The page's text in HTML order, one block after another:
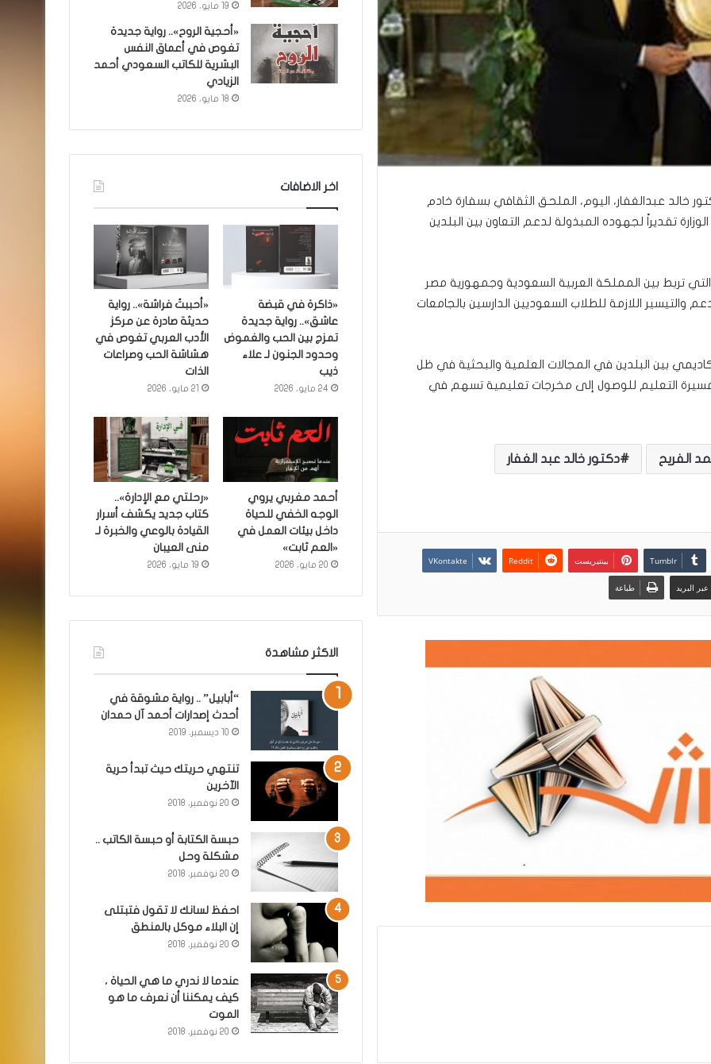
خالد عبدالغفار، اليوم، الملحق الثقافي بسفارة خادم
تقديراً لجهوده المبذولة لدعم التعاون بين البلدين
التي تربط بين المملكة العربية السعودية وجمهورية مصر
والتيسير اللازمة للطلاب السعوديين الدارسين بالجامعات
بين البلدين في المجالات العلمية والبحثية في ظل
مسيرة التعليم للوصول إلى مخرجات تعليمية تسهم في
الفريح دكتور خالد عبد الغفار
بينتيريست
البريد طباعة
19 مايو، 2026
«أحجية الروح».. رواية جديدة
تغوص في أعماق النفس
البشرية للكاتب السعودي أحمد
الزيادي
18 مايو، 2026
اخر الاضافات
«ذاكرة في قبضة
عاشق».. رواية جديدة
تمزج بين الحب والغموض
وحدود الجنون لـ علاء
ذيب
24 مايو، 2026
«أحببتُ فراشة».. رواية
حديثة صادرة عن مركز
الأدب العربي تغوص في
هشاشة الحب وصراعات
الذات
21 مايو، 2026
أحمد مغربي يروي
الوجه الخفي للحياة
داخل بيئات العمل في
«العم ثابت»
20 مايو، 2026
«رحلتي مع الإدارة»..
كتاب جديد يكشف أسرار
القيادة بالوعي والخبرة لـ
منى العيبان
19 مايو، 2026
الاكثر مشاهدة
“أبابيل” .. رواية مشوقة في
أحدث إصدارات أحمد آل حمدان
10 ديسمبر، 2019
تنتهي حريتك حيث تبدأ حرية
الآخرين
20 نوفمبر، 2018
حبسة الكتابة أو حبسة الكاتب ..
مشكلة وحل
20 نوفمبر، 2018
احفظ لسانك لا تقول فتبتلى
إن البلاء موكل بالمنطق
20 نوفمبر، 2018
عندما لا ندري ما هي الحياة ،
كيف يمكننا أن نعرف ما هو
الموت
20 نوفمبر، 2018